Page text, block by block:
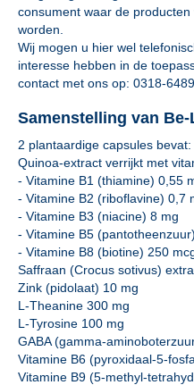
consument waar de
worden.
Wij mogen u hier wel
interesse hebben in de
contact met ons op: 0318-
Samenstelling van
2 plantaardige capsules bevat:
Quinoa-extract verrijkt met
- Vitamine B1 (thiamine) 0,55
- Vitamine B2 (riboflavine) 0,7
- Vitamine B3 (niacine) 8 mg
- Vitamine B5
- Vitamine B8 (biotine) 250
Saffraan (Crocus sotivus)
Zink (pidolaat) 10 mg
L-Theanine 300 mg
L-Tyrosine 100 mg
GABA (gamma-
Vitamine B6 (pyroxidaal-5-
Vitamine B9 (5-methyl-